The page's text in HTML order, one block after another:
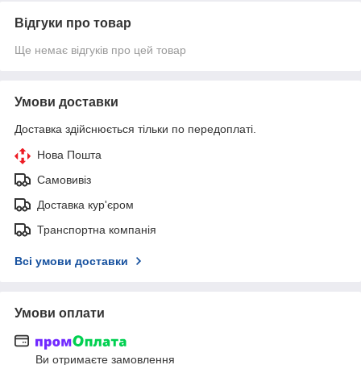
Відгуки про товар
Ще немає відгуків про цей товар
Умови доставки
Доставка здійснюється тільки по передоплаті.
Нова Пошта
Самовивіз
Доставка кур'єром
Транспортна компанія
Всі умови доставки
Умови оплати
Ви отримаєте замовлення